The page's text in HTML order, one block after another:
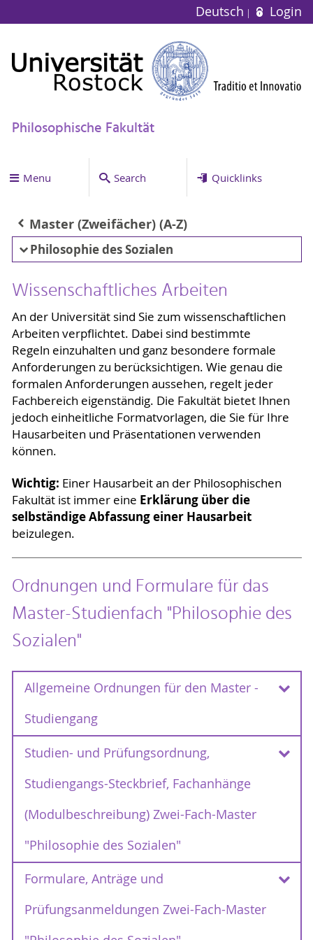
Deutsch Login
Philosophische Fakultät
Menu Search Quicklinks
Master (Zweifächer) (A-Z)
Philosophie des Sozialen
Wissenschaftliches Arbeiten
An der Universität sind Sie zum wissenschaftlichen
Arbeiten verpflichtet. Dabei sind bestimmte
Regeln einzuhalten und ganz besondere formale
Anforderungen zu berücksichtigen. Wie genau die
formalen Anforderungen aussehen, regelt jeder
Fachbereich eigenständig. Die Fakultät bietet Ihnen
jedoch einheitliche Formatvorlagen, die Sie für Ihre
Hausarbeiten und Präsentationen verwenden
können.
Wichtig: Einer Hausarbeit an der Philosophischen
Fakultät ist immer eine Erklärung über die
selbständige Abfassung einer Hausarbeit
beizulegen.
Ordnungen und Formulare für das
Master-Studienfach "Philosophie des
Sozialen"
Allgemeine Ordnungen für den Master -
Studiengang
Rahmenprüfungsordnungen 2012 - 2018
Rahmenprüfungsordnung für den
Bachelor und Master an der Universität
Rostock(RPO)vom 30.August 2012
Erste Satzung zur Änderung der
Rahmenprüfungsordnung für die Bachelor-
und Masterstudiengänge
September 2013
Zweite Satzung zur Änderung der
Studien- und Prüfungsordnung,
Studiengangs-Steckbrief, Fachanhänge
(Modulbeschreibung) Zwei-Fach-Master
"Philosophie des Sozialen"
Studien- und Prüfungsordnung,
Studiengangs-Steckbrief, Fachanhänge
Formulare, Anträge und
Prüfungsanmeldungen Zwei-Fach-Master